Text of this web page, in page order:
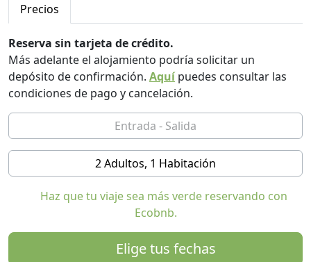
Completamente inmerso en el bosque, Torcel es un
lugar donde la naturaleza reina, creando una
atmósfera auténtica y acogedora. Aquí podrá disfrutar
de revitalizantes paseos entre los árboles, momentos
de tranquilidad y meditación, respirando energía pura y
bienestar. Para los amantes de la aventura, les esperan
rutas de senderismo de alta montaña en el Valle de
Ambiez, que ofrecen una experiencia intensa e
inolvidable con vistas impresionantes.
En nuestro jardín panorámico, hemos creado un
pequeño oasis de bienestar diseñado para la relajación:
una zona de relax, bañera finlandesa y sauna con
espectaculares vistas a los Dolomitas de Brenta. Un
lugar ideal para regenerar cuerpo y mente rodeado de
Precios
Reserva sin tarjeta de crédito.
Más adelante el alojamiento podría solicitar un
depósito de confirmación. Aquípuedes consultar las
condiciones de pago y cancelación.
2 Adultos, 1 Habitación
Haz que tu viaje sea más verde reservando con
Ecobnb.
Elige tus fechas